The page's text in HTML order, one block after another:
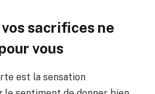
sacrifices ne
vous
est la sensation